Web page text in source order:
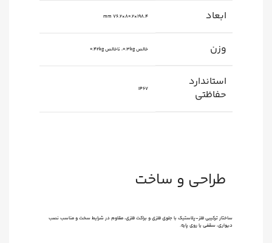
ابعاد 198.4×80.2×76.2 mm
وزن خالص 0.3kg، ناخالص 0.42kg
استاندارد
حفاظتی
IP67
طراحی و ساخت
ساختار ترکیبی فلز-پلاستیک با جلوی فلزی و براکت فلزی، مقاوم در شرایط سخت و مناسب نصب
دیواری، سقفی یا روی پایه.